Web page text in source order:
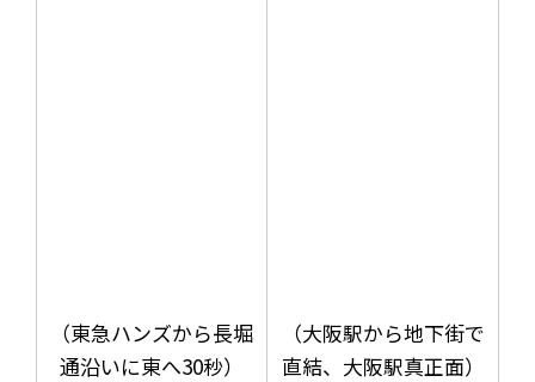
（東急ハンズから長堀
通沿いに東へ30秒）
（大阪駅から地下街で
直結、大阪駅真正面）